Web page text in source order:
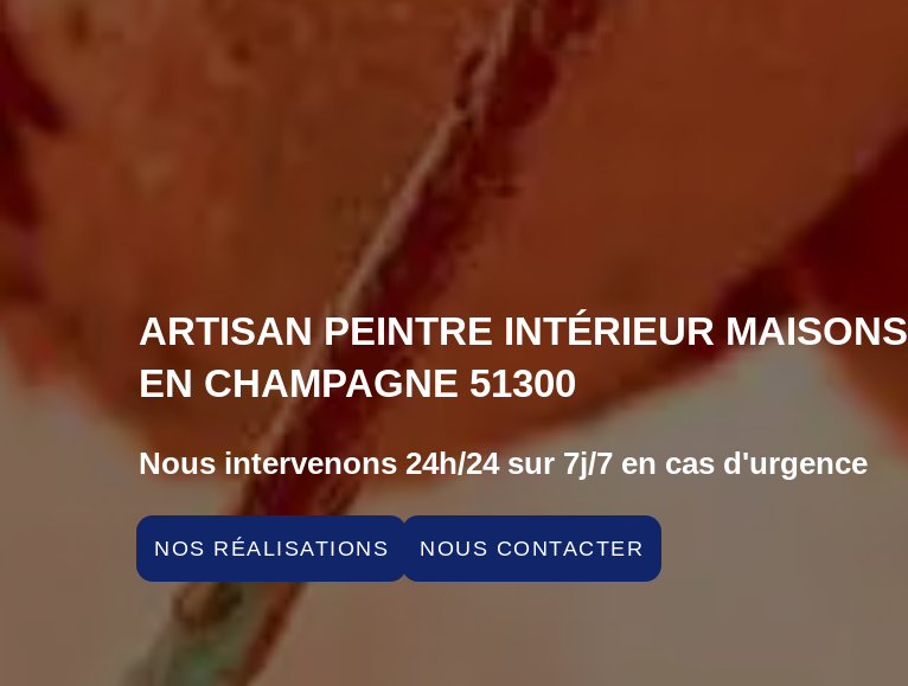
ARTISAN PEINTRE INTÉRIEUR MAISONS
EN CHAMPAGNE 51300
Nous intervenons 24h/24 sur 7j/7 en cas d'urgence
NOS RÉALISATIONS NOUS CONTACTER